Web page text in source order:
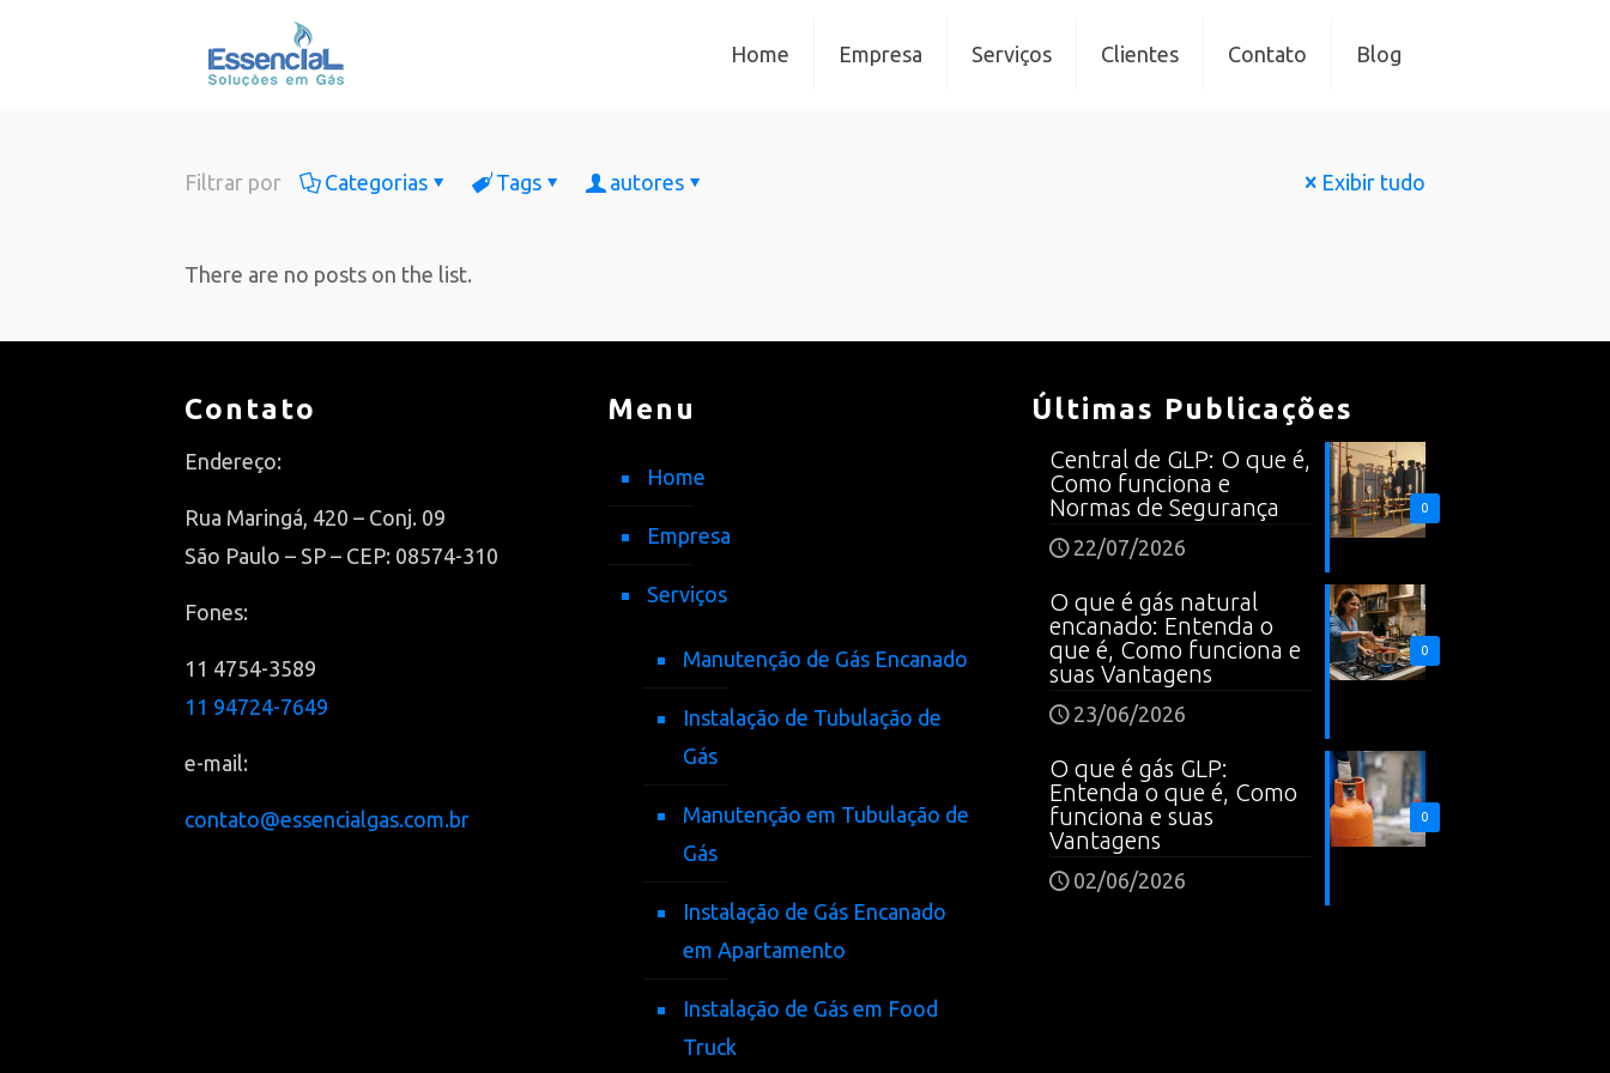
Home Empresa Serviços Clientes Contato Blog
Filtrar por Categorias Tags autores Exibir tudo
There are no posts on the list.
Contato
Endereço:
Rua Maringá, 420 – Conj. 09
São Paulo – SP – CEP: 08574-310
Fones:
11 4754-3589
11 94724-7649
e-mail:
contato@essencialgas.com.br
Menu
Home
Empresa
Serviços
Manutenção de Gás Encanado
Instalação de Tubulação de
Gás
Manutenção em Tubulação de
Gás
Instalação de Gás Encanado
em Apartamento
Instalação de Gás em Food
Truck
Últimas Publicações
0
Central de GLP: O que é,
Como funciona e
Normas de Segurança
22/07/2026
0
O que é gás natural
encanado: Entenda o
que é, Como funciona e
suas Vantagens
23/06/2026
0
O que é gás GLP:
Entenda o que é, Como
funciona e suas
Vantagens
02/06/2026